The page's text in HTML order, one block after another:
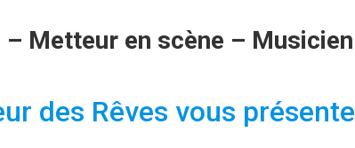
– Metteur en scène – Musicien
des Rêves vous présente